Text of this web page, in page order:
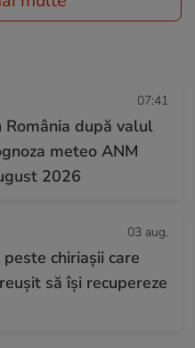
07:41
după valul
meteo ANM
2026
03 aug.
chiriașii care
să își recupereze